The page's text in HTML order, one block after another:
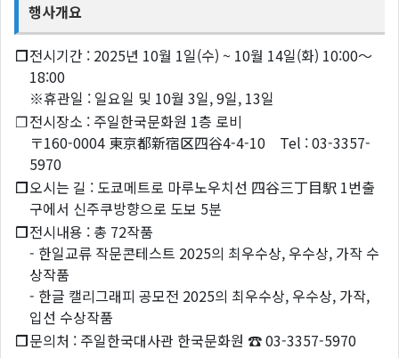
행사개요
❐전시기간 : 2025년 10월 1일(수) ~ 10월 14일(화) 10:00〜
18:00
※휴관일 : 일요일 및 10월 3일, 9일, 13일
❐전시장소 : 주일한국문화원 1층 로비
〒160-0004 東京都新宿区四谷4-4-10 Tel : 03-3357-
5970
❐오시는 길 : 도쿄메트로 마루노우치선 四谷三丁目駅 1번출
구에서 신주쿠방향으로 도보 5분
❐전시내용 : 총 72작품
- 한일교류 작문콘테스트 2025의 최우수상, 우수상, 가작 수
상작품
- 한글 캘리그래피 공모전 2025의 최우수상, 우수상, 가작,
입선 수상작품
❐문의처 : 주일한국대사관 한국문화원 ☎ 03-3357-5970